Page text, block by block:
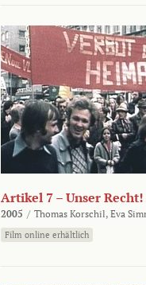
Artikel 7 – Unser Recht!
2005 / Thomas Korschil, Eva
Film online erhältlich